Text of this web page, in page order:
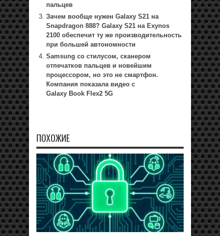
пальцев
Зачем вообще нужен Galaxy S21 на
Snapdragon 888? Galaxy S21 на Exynos
2100 обеспечит ту же производительность
при большей автономности
Samsung со стилусом, сканером
отпечатков пальцев и новейшим
процессором, но это не смартфон.
Компания показала видео с
Galaxy Book Flex2 5G
ПОХОЖИЕ